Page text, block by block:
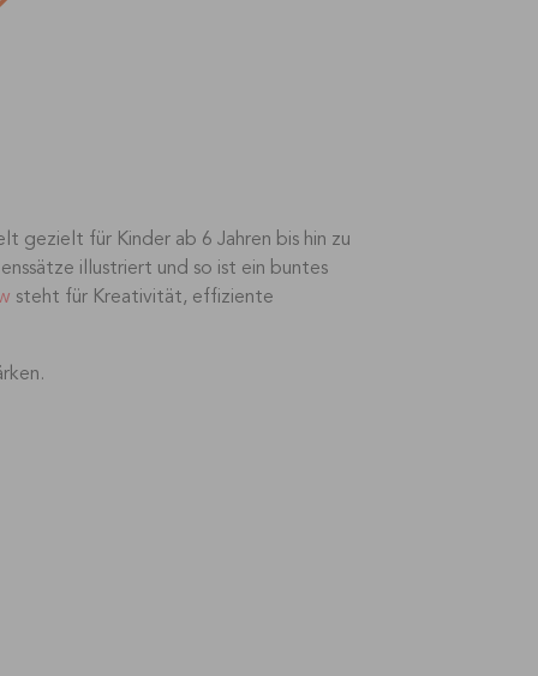
gezielt für Kinder ab 6 Jahren bis hin zu
illustriert und so ist ein buntes
steht für Kreativität, effiziente